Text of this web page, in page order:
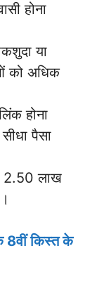
होना
या
को अधिक
होना
पैसा
2.50 लाख
8वीं किस्त के